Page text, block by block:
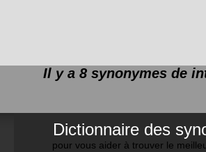
Il y a 8 synonymes de
Dictionnaire des
pour vous aider à trouver le